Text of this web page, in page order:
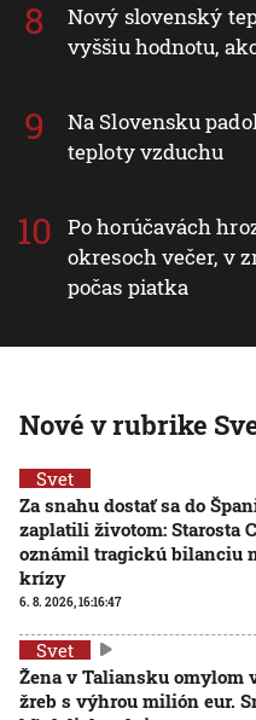
Nový slovenský
vyššiu hodnotu,
Na Slovensku
teploty vzduchu
Po horúčavách
okresoch večer, v
počas piatka
Nové v rubrike
Svet
Za snahu dostať sa do
zaplatili životom: Starosta
oznámil tragickú bilanciu
krízy
6. 8. 2026, 16:16:47
Svet
Žena v Taliansku omylom
žreb s výhrou milión eur.